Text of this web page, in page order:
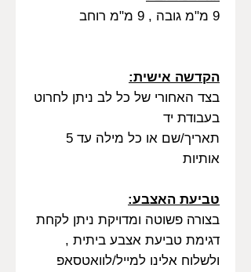
9 מ"מ גובה , 9 מ"מ רוחב
הקדשה אישית:
בצד האחורי של כל לב ניתן לחרוט
בעבודת יד
תאריך/שם או כל מילה עד 5
אותיות
טביעת האצבע:
בצורה פשוטה ומדויקת ניתן לקחת
דגימת טביעת אצבע ביתית ,
ולשלוח אלינו למייל/לוואטסאפ